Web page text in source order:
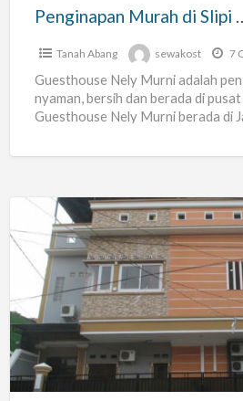
Penginapan
Tanah Abang sewakost 7
Guesthouse Nely Murni adalah
nyaman, bersih dan berada di
Guesthouse Nely Murni berada di
KOST
EXCLUSIVE
CENTRAL
JAKARTA
(
BARU